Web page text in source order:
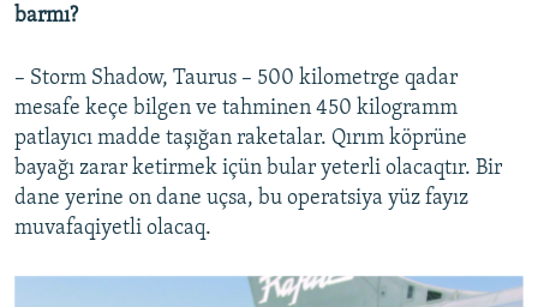
barmı?
– Storm Shadow, Taurus – 500 kilometrge qadar
mesafe keçe bilgen ve tahminen 450 kilogramm
patlayıcı madde taşığan raketalar. Qırım köprüne
bayağı zarar ketirmek içün bular yeterli olacaqtır. Bir
dane yerine on dane uçsa, bu operatsiya yüz fayız
muvafaqiyetli olacaq.